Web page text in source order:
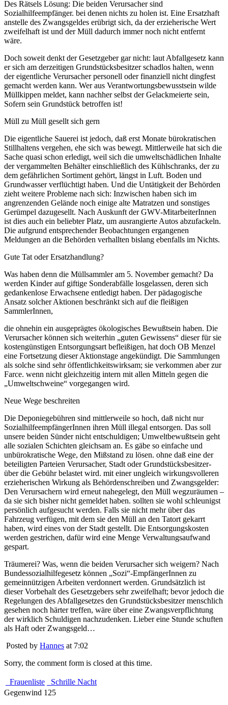
Des Rätsels Lösung: Die beiden Verursacher sind
Sozialhilfeempfänger. bei denen nichts zu holen ist. Eine Ersatzhaft
anstelle des Zwangsgeldes erübrigt sich, da der erzieherische Wert
zweifelhaft ist und der Müll dadurch immer noch nicht entfernt
wäre.
Doch soweit denkt der Gesetzgeber gar nicht: laut Abfallgesetz kann
er sich am derzeitigen Grundstücksbesitzer schadlos halten, wenn
der eigentliche Verursacher personell oder finanziell nicht dingfest
gemacht werden kann. Wer aus Verantwortungsbewusstsein wilde
Müllkippen meldet, kann nachher selbst der Gelackmeierte sein,
Sofern sein Grundstück betroffen ist!
Müll zu Müll gesellt sich gern
Die eigentliche Sauerei ist jedoch, daß erst Monate bürokratischen
Stillhaltens vergehen, ehe sich was bewegt. Mittlerweile hat sich die
Sache quasi schon erledigt, weil sich die umweltschädlichen Inhalte
der vergammelten Behälter einschließlich des Kühlschranks, der zu
dem gefährlichen Sortiment gehört, längst in Luft. Boden und
Grundwasser verflüchtigt haben. Und die Untätigkeit der Behörden
zieht weitere Probleme nach sich: Inzwischen haben sich im
angrenzenden Gelände noch einige alte Matratzen und sonstiges
Gerümpel dazugesellt. Nach Auskunft der GWV-MitarbeiterInnen
ist dies auch ein beliebter Platz, um ausrangierte Autos abzufackeln.
Die aufgrund entsprechender Beobachtungen ergangenen
Meldungen an die Behörden verhallten bislang ebenfalls im Nichts.
Gute Tat oder Ersatzhandlung?
Was haben denn die Müllsammler am 5. November gemacht? Da
werden Kinder auf giftige Sonderabfälle losgelassen, deren sich
gedankenlose Erwachsene entledigt haben. Der pädagogische
Ansatz solcher Aktionen beschränkt sich auf die fleißigen
SammlerInnen,
die ohnehin ein ausgeprägtes ökologisches Bewußtsein haben. Die
Verursacher können sich weiterhin „guten Gewissens“ dieser für sie
kostengünstigen Entsorgungsart befleißigen, hat doch OB Menzel
eine Fortsetzung dieser Aktionstage angekündigt. Die Sammlungen
als solche sind sehr öffentlichkeitswirksam; sie verkommen aber zur
Farce. wenn nicht gleichzeitig intern mit allen Mitteln gegen die
„Umweltschweine“ vorgegangen wird.
Neue Wege beschreiten
Die Deponiegebühren sind mittlerweile so hoch, daß nicht nur
SozialhilfeempfängerInnen ihren Müll illegal entsorgen. Das soll
unsere beiden Sünder nicht entschuldigen; Umweltbewußtsein geht
alle sozialen Schichten gleichsam an. Es gäbe so einfache und
unbürokratische Wege, den Mißstand zu lösen. ohne daß eine der
beteiligten Parteien Verursacher, Stadt oder Grundstücksbesitzer-
über die Gebühr belastet wird. mit einer ungleich wirkungsvolleren
erzieherischen Wirkung als Behördenschreiben und Zwangsgelder:
Den Verursachern wird erneut nahegelegt, den Müll wegzuräumen –
da sie sich bisher nicht gemeldet haben. sollten sie wohl schleunigst
persönlich aufgesucht werden. Falls sie nicht mehr über das
Fahrzeug verfügen, mit dem sie den Müll an den Tatort gekarrt
haben, wird eines von der Stadt gestellt. Die Entsorgungskosten
werden gestrichen, dafür wird eine Menge Verwaltungsaufwand
gespart.
Träumerei? Was, wenn die beiden Verursacher sich weigern? Nach
Bundessozialhilfegesetz können „Sozi“-EmpfängerInnen zu
gemeinnützigen Arbeiten verdonnert werden. Grundsätzlich ist
dieser Vorbehalt des Gesetzgebers sehr zweifelhaft; bevor jedoch die
Regelungen des Abfallgesetzes den Grundstücksbesitzer menschlich
gesehen noch härter treffen, wäre über eine Zwangsverpflichtung
der wirklich Schuldigen nachzudenken. Lieber eine Stunde schuften
als Haft oder Zwangsgeld…
Posted by Hannes at 7:02
Sorry, the comment form is closed at this time.
Frauenliste
Schrille Nacht
Gegenwind 125